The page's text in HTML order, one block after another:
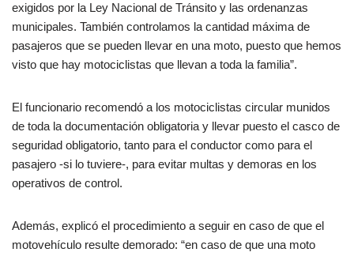
exigidos por la Ley Nacional de Tránsito y las ordenanzas
municipales. También controlamos la cantidad máxima de
pasajeros que se pueden llevar en una moto, puesto que hemos
visto que hay motociclistas que llevan a toda la familia”.
El funcionario recomendó a los motociclistas circular munidos
de toda la documentación obligatoria y llevar puesto el casco de
seguridad obligatorio, tanto para el conductor como para el
pasajero -si lo tuviere-, para evitar multas y demoras en los
operativos de control.
Además, explicó el procedimiento a seguir en caso de que el
motovehículo resulte demorado: “en caso de que una moto